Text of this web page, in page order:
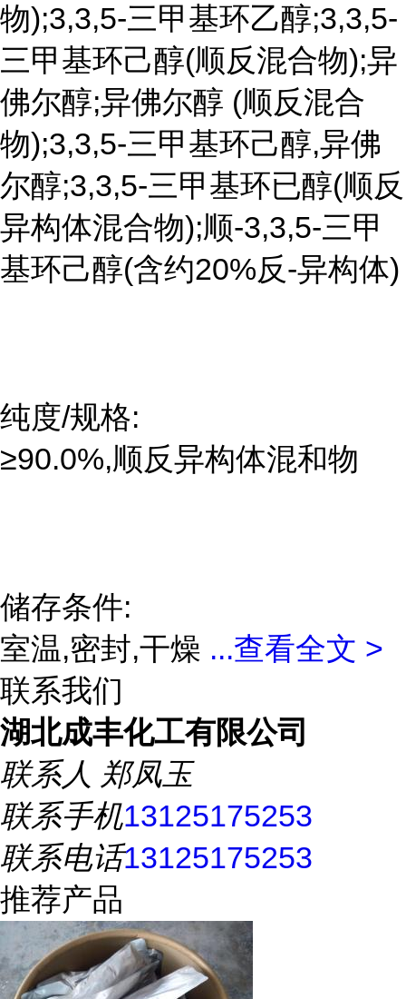
物);3,3,5-三甲基环乙醇;3,3,5-
三甲基环己醇(顺反混合物);异
佛尔醇;异佛尔醇 (顺反混合
物);3,3,5-三甲基环己醇,异佛
尔醇;3,3,5-三甲基环已醇(顺反
异构体混合物);顺-3,3,5-三甲
基环己醇(含约20%反-异构体)
纯度/规格:
≥90.0%,顺反异构体混和物
储存条件:
室温,密封,干燥 ...查看全文 >
联系我们
湖北成丰化工有限公司
联系人 郑凤玉
联系手机13125175253
联系电话13125175253
推荐产品